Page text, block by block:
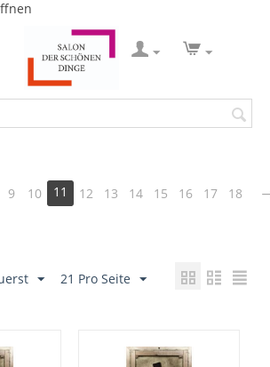
9 10 11 12 13 14 15 16 17 18
21 Pro Seite